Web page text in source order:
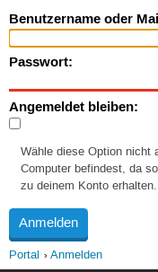
Benutzername oder
Passwort:
Angemeldet bleiben:
Wähle diese Option nicht
Computer befindest, da
zu deinem Konto erhalten.
Portal Anmelden